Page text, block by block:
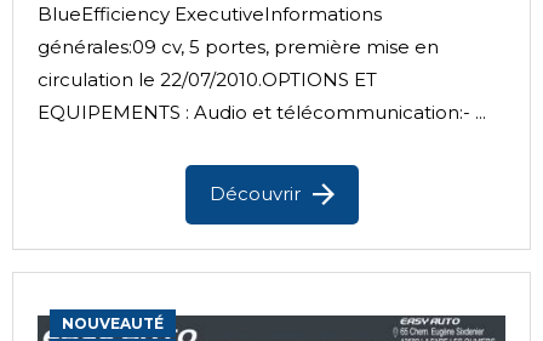
BlueEfficiency ExecutiveInformations
générales:09 cv, 5 portes, première mise en
circulation le 22/07/2010.OPTIONS ET
EQUIPEMENTS : Audio et télécommunication:- ...
Découvrir
NOUVEAUTÉ